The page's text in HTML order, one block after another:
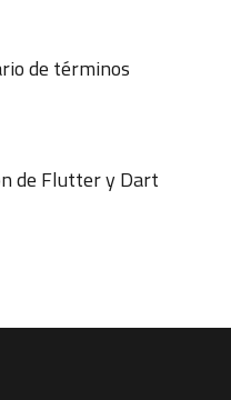
de términos
de Flutter y Dart